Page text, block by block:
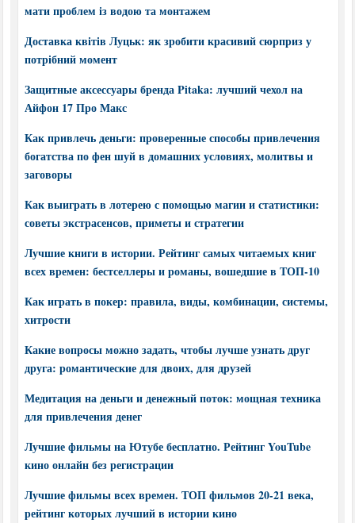
мати проблем із водою та монтажем
Доставка квітів Луцьк: як зробити красивий сюрприз у
потрібний момент
Защитные аксессуары бренда Pitaka: лучший чехол на
Айфон 17 Про Макс
Как привлечь деньги: проверенные способы привлечения
богатства по фен шуй в домашних условиях, молитвы и
заговоры
Как выиграть в лотерею с помощью магии и статистики:
советы экстрасенсов, приметы и стратегии
Лучшие книги в истории. Рейтинг самых читаемых книг
всех времен: бестселлеры и романы, вошедшие в ТОП-10
Как играть в покер: правила, виды, комбинации, системы,
хитрости
Какие вопросы можно задать, чтобы лучше узнать друг
друга: романтические для двоих, для друзей
Медитация на деньги и денежный поток: мощная техника
для привлечения денег
Лучшие фильмы на Ютубе бесплатно. Рейтинг YouTube
кино онлайн без регистрации
Лучшие фильмы всех времен. ТОП фильмов 20-21 века,
рейтинг которых лучший в истории кино